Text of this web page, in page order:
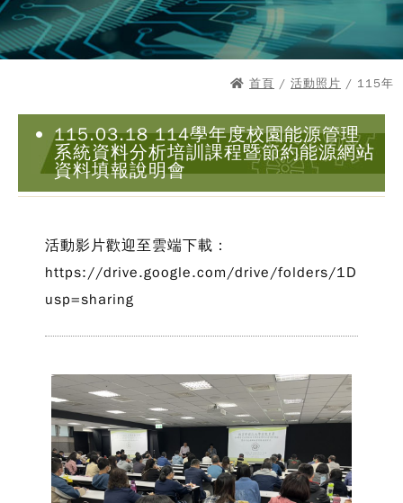
首頁 / 活動照片 / 115年
115.03.18 114學年度校園能源管理
系統資料分析培訓課程暨節約能源網站
資料填報說明會
活動影片歡迎至雲端下載：
https://drive.google.com/drive/folders/
usp=sharing